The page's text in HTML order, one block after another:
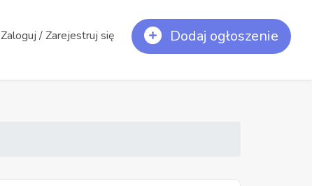
Zaloguj / Zarejestruj się Dodaj ogłoszenie